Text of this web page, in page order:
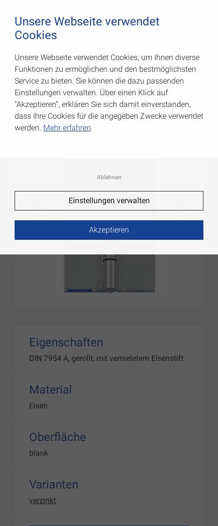
Schmale Scharniere
Art.-Nr.: 000401060U
1 2 3
Eigenschaften
DIN 7954 A, gerollt, mit vernietetem Eisenstift
Material
Eisen
Oberfläche
blank
Varianten
verzinkt
Unsere Webseite verwendet
Cookies
Unsere Webseite verwendet Cookies, um Ihnen diverse
Funktionen zu ermöglichen und den bestmöglichsten
Service zu bieten. Sie können die dazu passenden
Einstellungen verwalten. Über einen Klick auf
“Akzeptieren”, erklären Sie sich damit einverstanden,
dass Ihre Cookies für die angegeben Zwecke verwendet
werden. Mehr erfahren
Ablehnen
Einstellungen verwalten
Akzeptieren